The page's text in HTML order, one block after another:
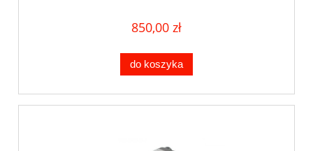
850,00 zł
do koszyka